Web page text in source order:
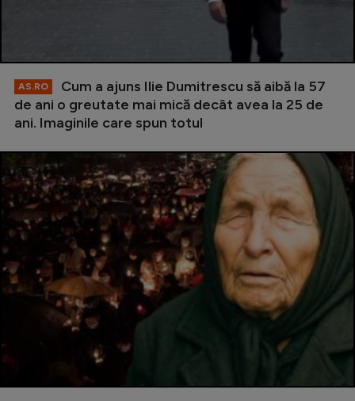
AS.RO
Cum a ajuns Ilie Dumitrescu să aibă la 57
de ani o greutate mai mică decât avea la 25 de
ani. Imaginile care spun totul